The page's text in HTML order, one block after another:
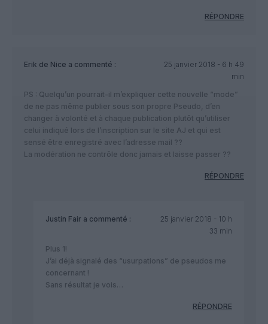
RÉPONDRE
Erik de Nice a commenté :
25 janvier 2018 - 6 h 49
min
PS : Quelqu’un pourrait-il m’expliquer cette nouvelle “mode”
de ne pas même publier sous son propre Pseudo, d’en
changer à volonté et à chaque publication plutôt qu’utiliser
celui indiqué lors de l’inscription sur le site AJ et qui est
sensé être enregistré avec l’adresse mail ??
La modération ne contrôle donc jamais et laisse passer ??
RÉPONDRE
Justin Fair a commenté :
25 janvier 2018 - 10 h
33 min
Plus 1!
J’ai déjà signalé des “usurpations” de pseudos me
concernant !
Sans résultat je vois…
RÉPONDRE